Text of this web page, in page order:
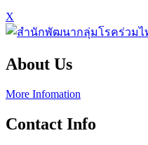
X
About Us
More Infomation
Contact Info